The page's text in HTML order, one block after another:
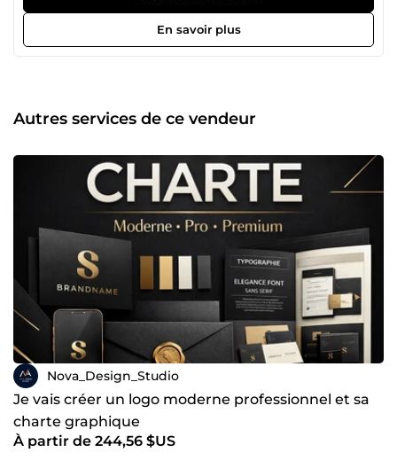
visuelle forte et professionnelle, afin de maximiser leur
impact. Avec un souci constant du détail, une créativité
sans limites et une écoute attentive aux besoins
Nous concevons des posts pour réseaux sociaux, des
bannières, des flyers, des affiches et d'autres supports de
Nous créons des logos et des univers graphiques
cohérents pour renforcer l'image de votre marque et
assurer une présence visuelle percutante. 🔹 Design
marketing Nous réalisons des visuels attractifs pour
promouvoir vos produits et services, et maximiser
l’engagement client. 🔹 Retouche et amélioration d’images
Nous optimisons vos visuels pour garantir un rendu
professionnel et adapté à vos objectifs. Pourquoi choisir
Nova Design Studio ? ✔️ Créativité et professionnalisme ✔️
Sens du détail ✔️ Respect des délais ✔️ Excellente
communication et collaboration 📩 Contactez-nous dès
aujourd'hui pour donner vie à vos idées et propulser votre
image visuelle vers de nouveaux sommets. 🚀
En savoir plus
Autres services de ce vendeur
Nova_Design_Studio
Je vais créer un logo moderne professionnel et sa
charte graphique
À partir de 244,56 $US